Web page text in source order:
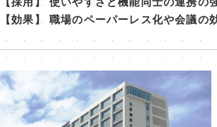
【効果】 職場のペーパーレス化や会議